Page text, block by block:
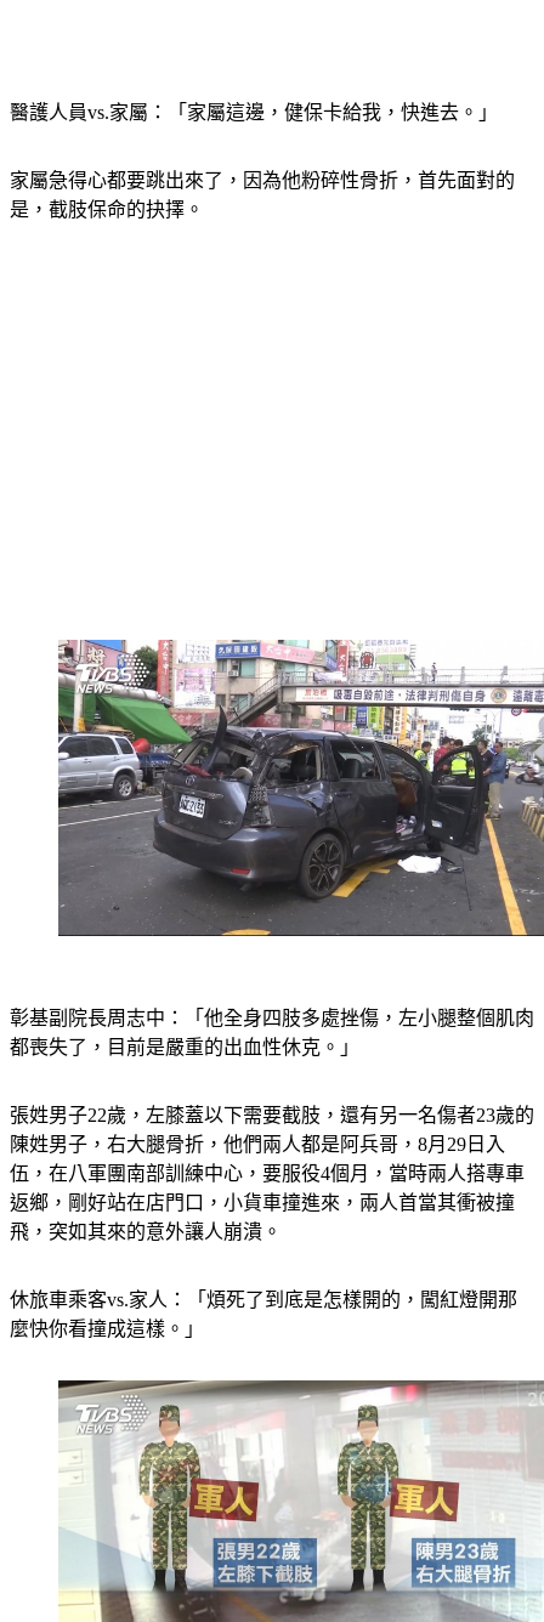
是，截肢保命的抉擇。
都喪失了，目前是嚴重的出血性休克。」
陳姓男子，右大腿骨折，他們兩人都是阿兵哥，8月29日入
伍，在八軍團南部訓練中心，要服役4個月，當時兩人搭專車
返鄉，剛好站在店門口，小貨車撞進來，兩人首當其衝被撞
飛，突如其來的意外讓人崩潰。
麼快你看撞成這樣。」